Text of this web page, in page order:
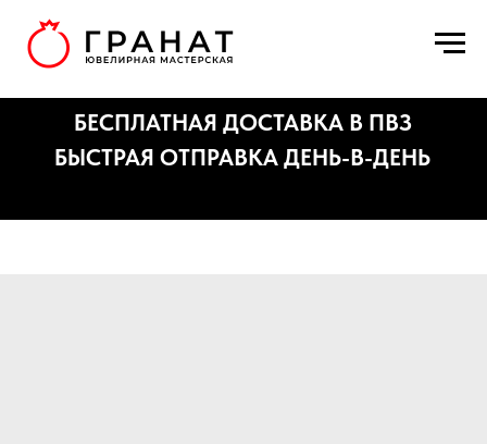
БЫСТРАЯ ОТПРАВКА ДЕНЬ-В-ДЕНЬ